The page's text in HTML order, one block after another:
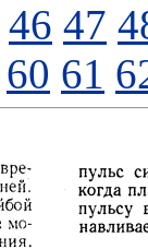
46 47
60 61